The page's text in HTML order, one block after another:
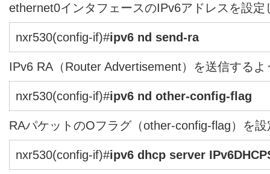
ethernet0インタフェースのIPv6アドレスを設定
nxr530(config-if)#ipv6 nd send-ra
IPv6 RA（Router Advertisement）を送信する
nxr530(config-if)#ipv6 nd other-config-flag
RAパケットのOフラグ（other-config-flag）を
nxr530(config-if)#ipv6 dhcp server